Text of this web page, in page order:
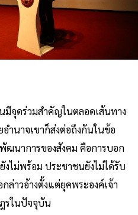
มีจุดร่วมสำคัญในตลอดเส้นทาง
ำนาจเขาก็ส่งต่อถึงกันในข้อ
ฒนาการของสังคม คือการบอก
งไม่พร้อม ประชาชนยังไม่ได้รับ
ล่าวอ้างตั้งแต่ยุคพระองค์เจ้า
รในปัจจุบัน